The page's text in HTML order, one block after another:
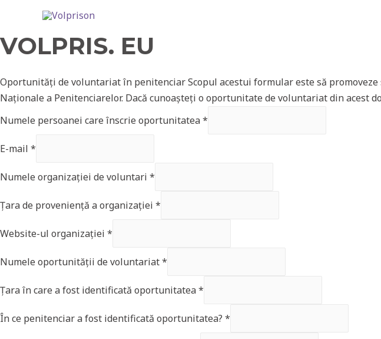
VOLPRIS. EU
Oportunități de voluntariat în penitenciar Scopul acestui formular este să
Naționale a Penitenciarelor. Dacă cunoașteți o oportunitate de voluntariat din acest
Numele persoanei care înscrie oportunitatea*
E-mail *
Numele organizației de voluntari *
Țara de proveniență a organizației *
Website-ul organizației *
Numele oportunității de voluntariat*
Țara în care a fost identificată oportunitatea*
În ce penitenciar a fost identificată oportunitatea? *